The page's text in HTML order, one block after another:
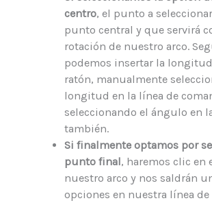
centro, el punto a
punto central y que servirá
rotación de nuestro arco.
podemos insertar la
ratón, manualmente
longitud en la línea de
seleccionando el ángulo en
también.
Si finalmente optamos por
punto final, haremos clic
nuestro arco y nos saldrán
opciones en nuestra línea de